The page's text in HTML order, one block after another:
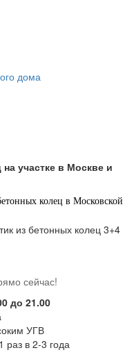
дома
участке в Москве и
колец в Московской
из бетонных колец 3+4
сейчас!
до 21.00
УГВ
раз в 2-3 года